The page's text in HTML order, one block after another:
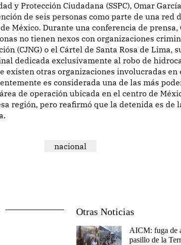
de seis personas como parte de una red
México. Durante una conferencia de
no tienen nexos con organizaciones
(CJNG) o el Cártel de Santa Rosa de Lima,
dedicada exclusivamente al robo de
existen otras organizaciones involucradas
es considerada una de las más
de operación ubicada en el centro de
región, pero reafirmó que la detenida es de
nacional
Otras Noticias
AICM: fuga de
pasillo de la